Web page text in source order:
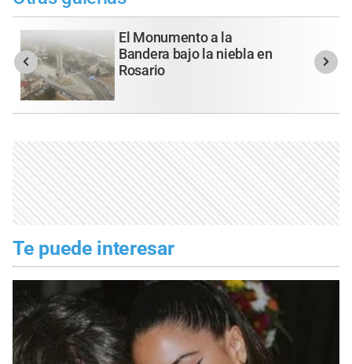
El Monumento a la
Bandera bajo la niebla en
Rosario
Te puede interesar